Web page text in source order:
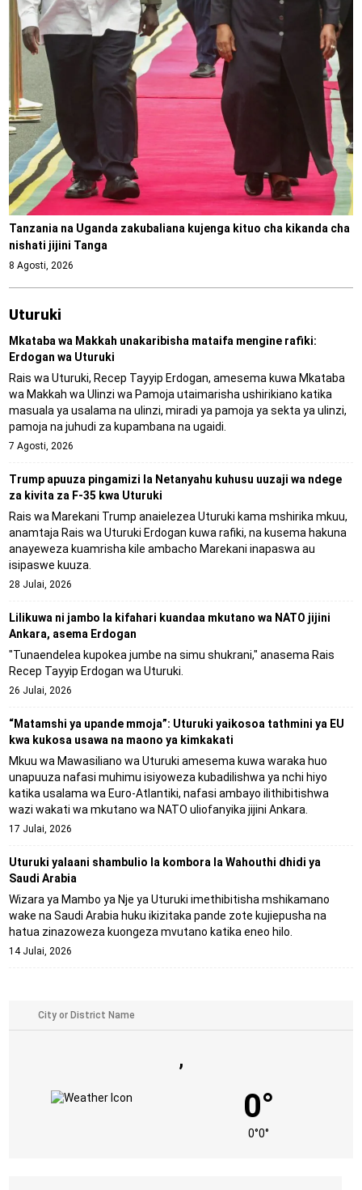
Tanzania na Uganda zakubaliana kujenga kituo cha kikanda cha
nishati jijini Tanga
8 Agosti, 2026
Uturuki
Mkataba wa Makkah unakaribisha mataifa mengine rafiki:
Erdogan wa Uturuki
Rais wa Uturuki, Recep Tayyip Erdogan, amesema kuwa Mkataba
wa Makkah wa Ulinzi wa Pamoja utaimarisha ushirikiano katika
masuala ya usalama na ulinzi, miradi ya pamoja ya sekta ya ulinzi,
pamoja na juhudi za kupambana na ugaidi.
7 Agosti, 2026
Trump apuuza pingamizi la Netanyahu kuhusu uuzaji wa ndege
za kivita za F-35 kwa Uturuki
Rais wa Marekani Trump anaielezea Uturuki kama mshirika mkuu,
anamtaja Rais wa Uturuki Erdogan kuwa rafiki, na kusema hakuna
anayeweza kuamrisha kile ambacho Marekani inapaswa au
isipaswe kuuza.
28 Julai, 2026
Lilikuwa ni jambo la kifahari kuandaa mkutano wa NATO jijini
Ankara, asema Erdogan
"Tunaendelea kupokea jumbe na simu shukrani," anasema Rais
Recep Tayyip Erdogan wa Uturuki.
26 Julai, 2026
“Matamshi ya upande mmoja”: Uturuki yaikosoa tathmini ya EU
kwa kukosa usawa na maono ya kimkakati
Mkuu wa Mawasiliano wa Uturuki amesema kuwa waraka huo
unapuuza nafasi muhimu isiyoweza kubadilishwa ya nchi hiyo
katika usalama wa Euro-Atlantiki, nafasi ambayo ilithibitishwa
wazi wakati wa mkutano wa NATO uliofanyika jijini Ankara.
17 Julai, 2026
Uturuki yalaani shambulio la kombora la Wahouthi dhidi ya
Saudi Arabia
Wizara ya Mambo ya Nje ya Uturuki imethibitisha mshikamano
wake na Saudi Arabia huku ikizitaka pande zote kujiepusha na
hatua zinazoweza kuongeza mvutano katika eneo hilo.
14 Julai, 2026
,
0°
0°0°